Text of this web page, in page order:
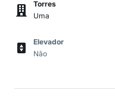
Torres
Uma
Elevador
Não